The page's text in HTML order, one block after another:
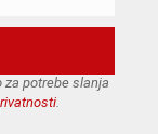
potrebe slanja
.